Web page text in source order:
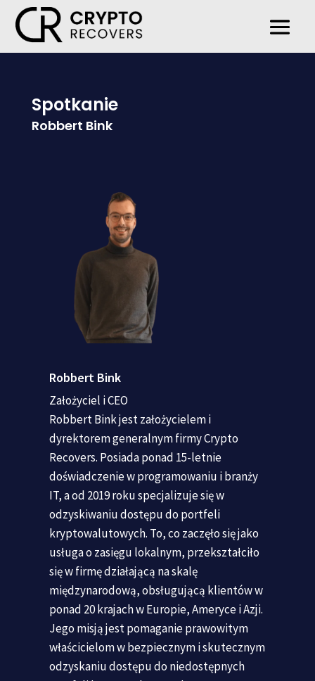
Spotkanie
Robbert Bink
Robbert Bink
Założyciel i CEO
Robbert Bink jest założycielem i
dyrektorem generalnym firmy Crypto
Recovers. Posiada ponad 15-letnie
doświadczenie w programowaniu i branży
IT, a od 2019 roku specjalizuje się w
odzyskiwaniu dostępu do portfeli
kryptowalutowych. To, co zaczęło się jako
usługa o zasięgu lokalnym, przekształciło
się w firmę działającą na skalę
międzynarodową, obsługującą klientów w
ponad 20 krajach w Europie, Ameryce i Azji.
Jego misją jest pomaganie prawowitym
właścicielom w bezpiecznym i skutecznym
odzyskaniu dostępu do niedostępnych